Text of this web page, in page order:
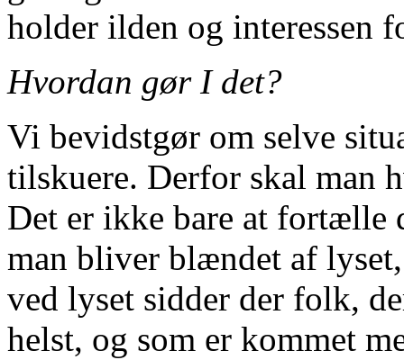
holder ilden og interessen
Hvordan gør I det?
Vi bevidstgør om selve
tilskuere. Derfor skal man
Det er ikke bare at fortælle
man bliver blændet af lyset,
ved lyset sidder der folk,
helst, og som er kommet